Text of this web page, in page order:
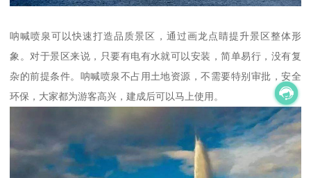
呐喊喷泉可以快速打造品质景区，通过画龙点睛提升景区整体形
象。对于景区来说，只要有电有水就可以安装，简单易行，没有复
杂的前提条件。呐喊喷泉不占用土地资源，不需要特别审批，安全
环保，大家都为游客高兴，建成后可以马上使用。